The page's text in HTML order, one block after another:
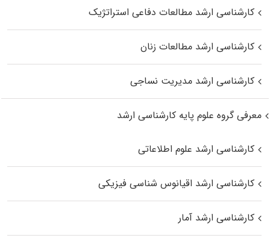
کارشناسی ارشد مطالعات دفاعی استراتژیک
کارشناسی ارشد مطالعات زنان
کارشناسی ارشد مدیریت نساجی
معرفی گروه علوم پایه کارشناسی ارشد
کارشناسی ارشد علوم اطلاعاتی
کارشناسی ارشد اقیانوس‌ شناسی فیزیکی
کارشناسی ارشد آمار